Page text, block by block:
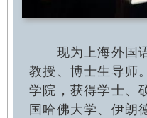
现为上海外国
教授、博士生导师
学院，获得学士、
国哈佛大学、伊朗